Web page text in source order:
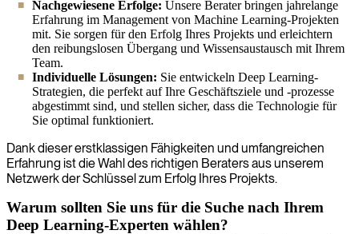
Nachgewiesene Erfolge: Unsere Berater bringen jahrelange
Erfahrung im Management von Machine Learning-Projekten
mit. Sie sorgen für den Erfolg Ihres Projekts und erleichtern
den reibungslosen Übergang und Wissensaustausch mit Ihrem
Team.
Individuelle Lösungen: Sie entwickeln Deep Learning-
Strategien, die perfekt auf Ihre Geschäftsziele und -prozesse
abgestimmt sind, und stellen sicher, dass die Technologie für
Sie optimal funktioniert.
Dank dieser erstklassigen Fähigkeiten und umfangreichen
Erfahrung ist die Wahl des richtigen Beraters aus unserem
Netzwerk der Schlüssel zum Erfolg Ihres Projekts.
Warum sollten Sie uns für die Suche nach Ihrem
Deep Learning-Experten wählen?